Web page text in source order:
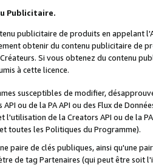
Publicitaire.
publicitaire de produits en appelant
obtenir du contenu publicitaire de
Si vous obtenez du contenu
à cette licence.
susceptibles de modifier,
ou de la PA API ou des Flux de
l'utilisation de la Creators API ou de la
toutes les Politiques du Programme).
paire de clés publiques, ainsi qu'une
de tag Partenaires (qui peut être soit